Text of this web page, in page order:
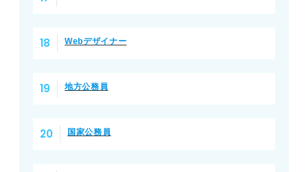
Webデザイナー
地方公務員
国家公務員